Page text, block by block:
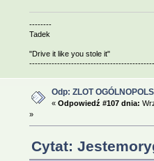
--------
Tadek
"Drive it like you stole it"
Odp: ZLOT
« Odpowiedź #107 dnia:
»
Cytat: